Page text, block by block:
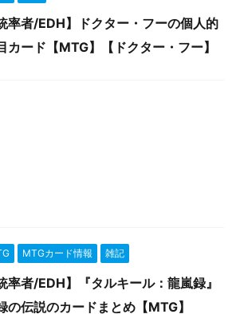
統率者/EDH】ドクター・フーの個人的
カード【MTG】【ドクター・フー】
MTGカード情報 雑記
率者/EDH】『タルキール：龍嵐録』
の伝説のカードまとめ【MTG】